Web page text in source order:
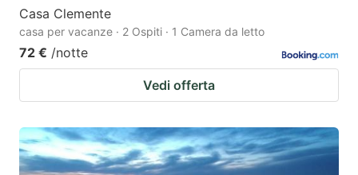
Casa Clemente
casa per vacanze · 2 Ospiti · 1 Camera da letto
72 € /notte
Vedi offerta